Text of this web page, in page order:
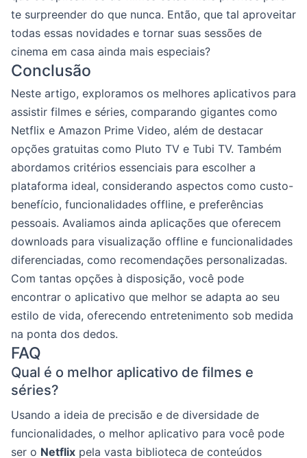
te surpreender do que nunca. Então, que tal aproveitar
todas essas novidades e tornar suas sessões de
cinema em casa ainda mais especiais?
Conclusão
Neste artigo, exploramos os melhores aplicativos para
assistir filmes e séries, comparando gigantes como
Netflix e Amazon Prime Video, além de destacar
opções gratuitas como Pluto TV e Tubi TV. Também
abordamos critérios essenciais para escolher a
plataforma ideal, considerando aspectos como custo-
benefício, funcionalidades offline, e preferências
pessoais. Avaliamos ainda aplicações que oferecem
downloads para visualização offline e funcionalidades
diferenciadas, como recomendações personalizadas.
Com tantas opções à disposição, você pode
encontrar o aplicativo que melhor se adapta ao seu
estilo de vida, oferecendo entretenimento sob medida
na ponta dos dedos.
FAQ
Qual é o melhor aplicativo de filmes e
séries?
Usando a ideia de precisão e de diversidade de
funcionalidades, o melhor aplicativo para você pode
ser o Netflix pela vasta biblioteca de conteúdos